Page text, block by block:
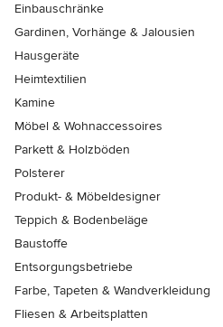
Einbauschränke
Gardinen, Vorhänge & Jalousien
Hausgeräte
Heimtextilien
Kamine
Möbel & Wohnaccessoires
Parkett & Holzböden
Polsterer
Produkt- & Möbeldesigner
Teppich & Bodenbeläge
Baustoffe
Entsorgungsbetriebe
Farbe, Tapeten & Wandverkleidung
Fliesen & Arbeitsplatten